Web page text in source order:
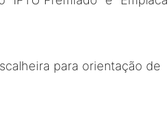
para orientação de